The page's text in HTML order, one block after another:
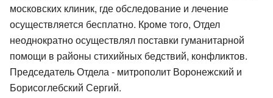
московских клиник, где обследование и лечение
осуществляется бесплатно. Кроме того, Отдел
неоднократно осуществлял поставки гуманитарной
помощи в районы стихийных бедствий, конфликтов.
Председатель Отдела - митрополит Воронежский и
Борисоглебский Сергий.